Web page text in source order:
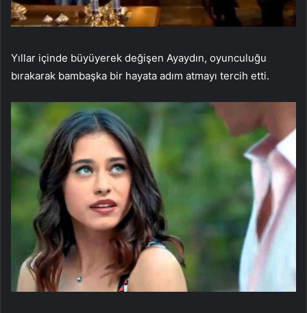
Yıllar içinde büyüyerek değişen Ayaydın, oyunculuğu
bırakarak bambaşka bir hayata adım atmayı tercih etti.